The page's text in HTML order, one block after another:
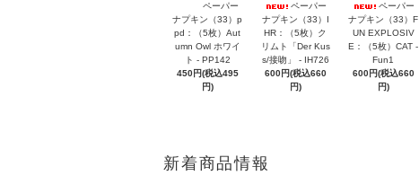
ペーパー
ナプキン（33）p
pd：（5枚）Aut
umn Owl ホワイ
ト - PP142
450円(税込495
円)
ペーパー
ナプキン（33）I
HR：（5枚）ク
リムト「Der Kus
s/接吻」 - IH726
600円(税込660
円)
ペーパー
ナプキン（33）F
UN EXPLOSIV
E：（5枚）CAT -
Fun1
600円(税込660
円)
新着商品情報